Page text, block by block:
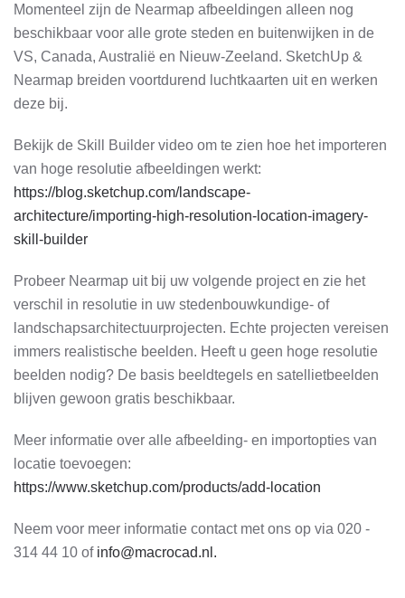
Momenteel zijn de Nearmap afbeeldingen alleen nog
beschikbaar voor alle grote steden en buitenwijken in de
VS, Canada, Australië en Nieuw-Zeeland. SketchUp &
Nearmap breiden voortdurend luchtkaarten uit en werken
deze bij.
Bekijk de Skill Builder video om te zien hoe het importeren
van hoge resolutie afbeeldingen werkt:
https://blog.sketchup.com/landscape-
architecture/importing-high-resolution-location-imagery-
skill-builder
Probeer Nearmap uit bij uw volgende project en zie het
verschil in resolutie in uw stedenbouwkundige- of
landschapsarchitectuurprojecten. Echte projecten vereisen
immers realistische beelden. Heeft u geen hoge resolutie
beelden nodig? De basis beeldtegels en satellietbeelden
blijven gewoon gratis beschikbaar.
Meer informatie over alle afbeelding- en importopties van
locatie toevoegen:
https://www.sketchup.com/products/add-location
Neem voor meer informatie contact met ons op via 020 -
314 44 10 of info@macrocad.nl .